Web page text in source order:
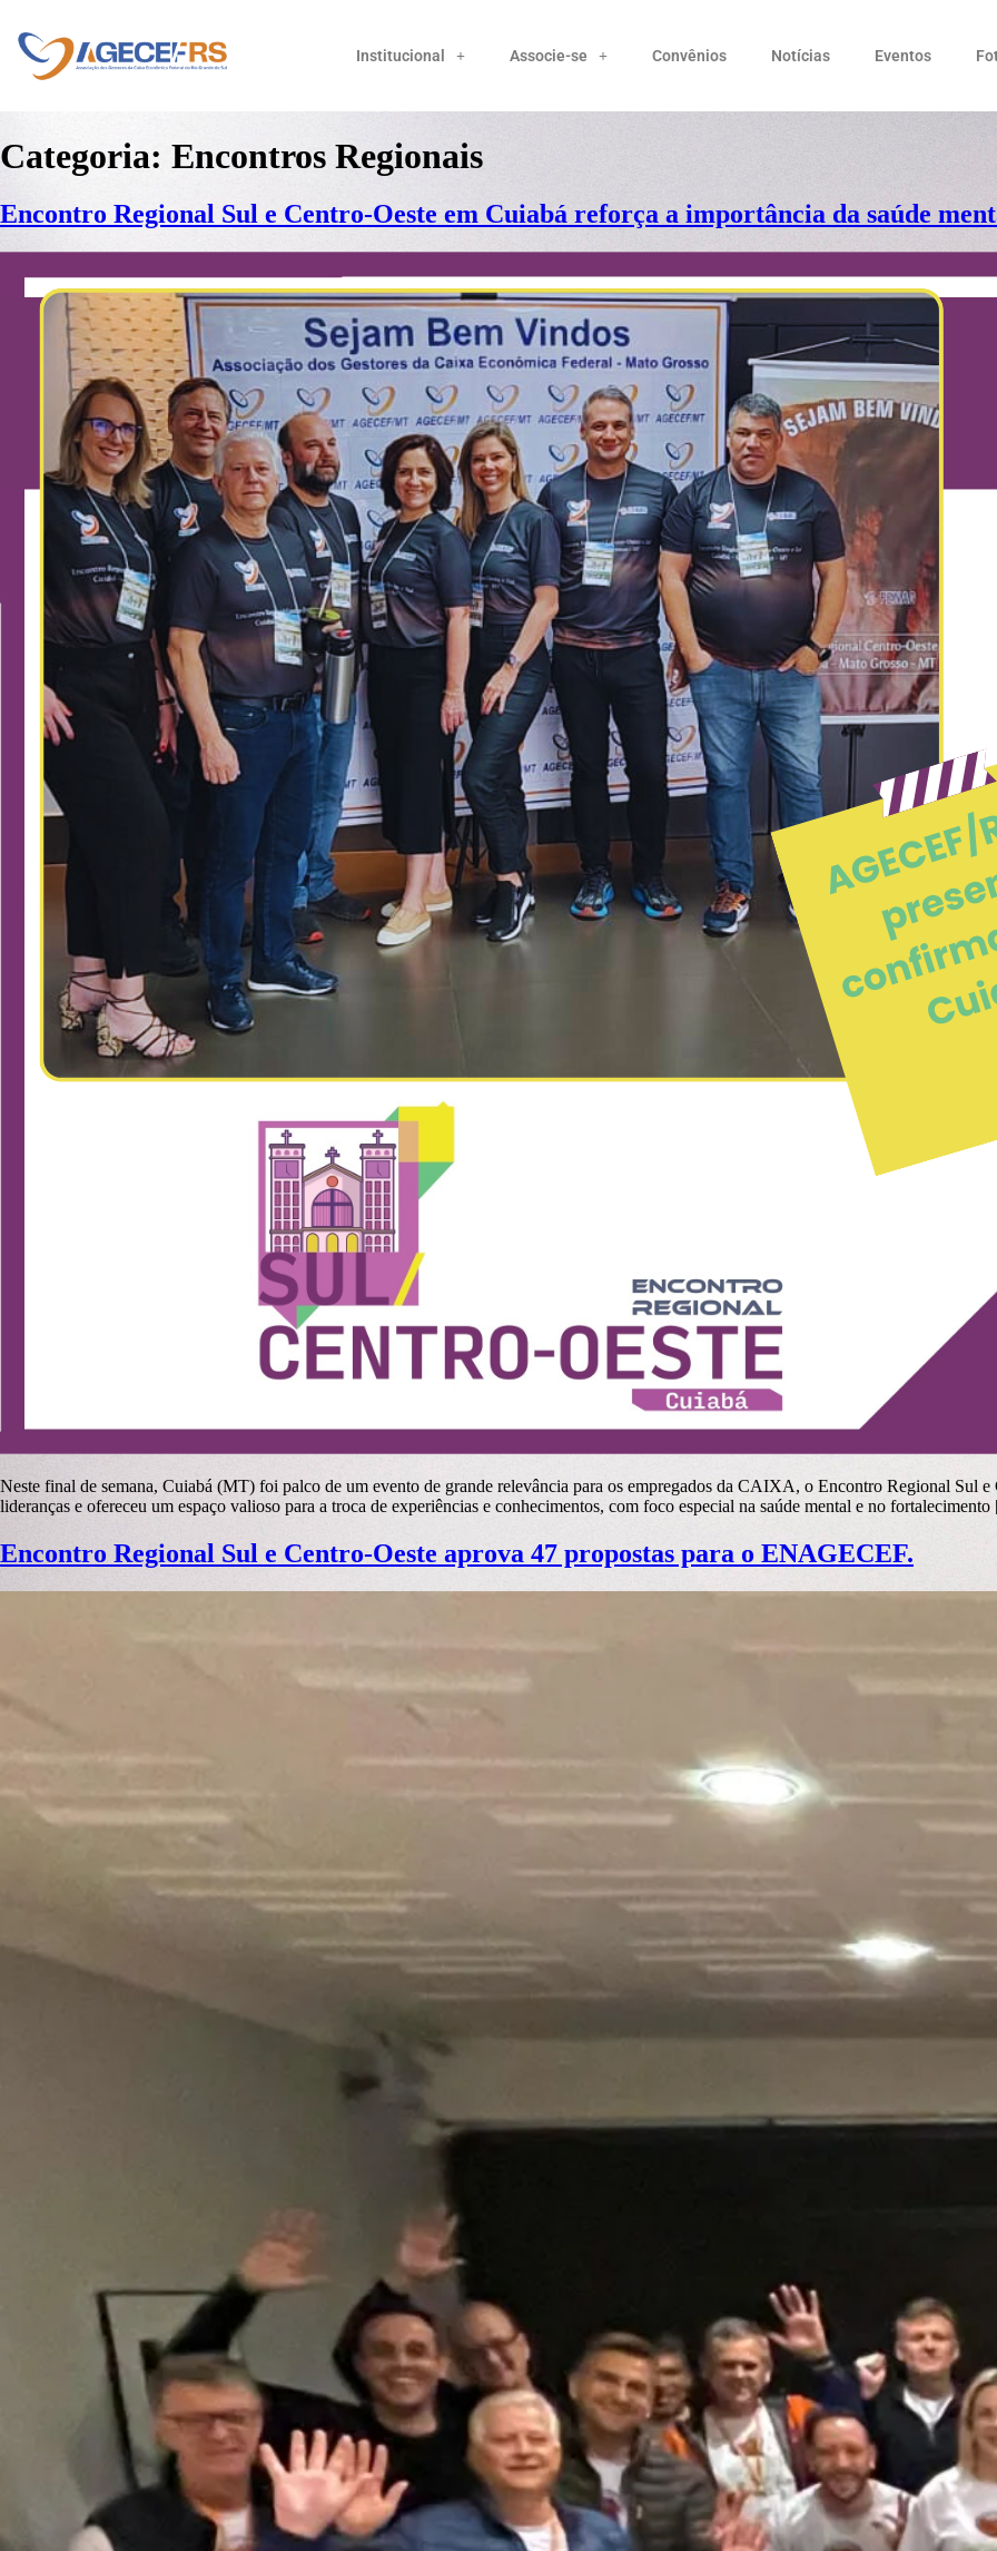
Institucional Associe-se Convênios Notícias Eventos
Categoria: Encontros Regionais
Encontro Regional Sul e Centro-Oeste em Cuiabá reforça a importância da saúde
Neste final de semana, Cuiabá (MT) foi palco de um evento de grande relevância para os empregados da CAIXA, o Encontro Regional Sul
lideranças e ofereceu um espaço valioso para a troca de experiências e conhecimentos, com foco especial na saúde mental e no
Encontro Regional Sul e Centro-Oeste aprova 47 propostas para o ENAGECEF.